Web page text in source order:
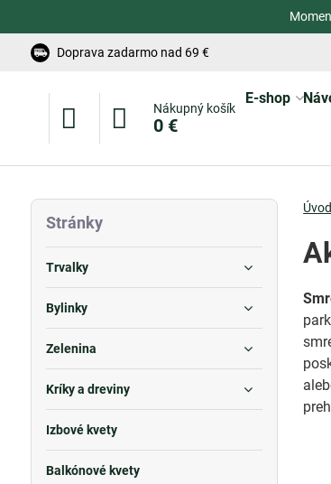
Doprava zadarmo nad 69 €
Nákupný košík
0 €
E-shop
Úvod
Stránky
Trvalky
Bylinky
Zelenina
Kríky a dreviny
Izbové kvety
Balkónové kvety